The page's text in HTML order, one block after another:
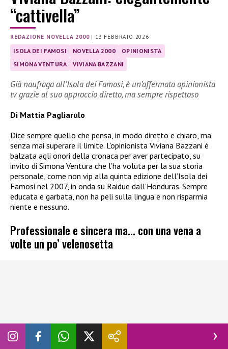
“cattivella”
REDAZIONE NOVELLA 2000| 13 FEBBRAIO 2026
ISOLA DEI FAMOSI NOVELLA 2000
OPINIONISTA
SIMONA VENTURA
VIVIANA BAZZANI
Già naufraga all’Isola dei Famosi, è un’affermata opinionista
tv grazie al suo approccio diretto, ma sempre rispettoso
Di Mattia Pagliarulo
Dice sempre quello che pensa, in modo diretto e chiaro, ma
senza mai superare il limite. L’opinionista Viviana Bazzani è
balzata agli onori della cronaca per aver partecipato, su
invito di Simona Ventura che l’ha voluta per la sua storia
personale, come non vip alla quinta edizione dell’Isola dei
Famosi nel 2007, in onda su Raidue dall’Honduras. Sempre
educata e garbata, non ha peli sulla lingua e non risparmia
niente e nessuno.
Professionale e sincera ma… con una vena a
volte un po’ velenosetta